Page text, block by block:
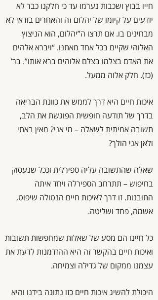
חייו בבוץ ושכבות נערמו עד כי חלקנו כבר לא
יודעים על קיומו של יהלום זה והאחרים בודאי לא
מבחינים בו. אם תרצו ה”יהלום, הוא הניצוץ
האלוהי שקיים בכל אחד מאתנו. “ויברא אלהים
את האדם בצלמו בצלם אלוהים ברא אותו”. בר’
(כז). חלק אלוה ממעל.
איכות חיים היא דרך לממש את כוונת הבריאה
בדרך של תודעה חופשית הפוגשת את הלב,
תשובה אמיתית לשאלה – מי אני? מאין באתי
ולאן אני הולך?
שאלה שהתשובה עליה ספירלית וככל שנעסוק
בחיפוש – תתרחב הספירלה ויחד איתה
התובנות. זו דרך לאיכות חיים הנטולה שיפוט,
אשמה, פחד ושליטה.
כל חיינו הם מסע של שאלות שמחפשות תשובות
ואיכות חיים בהקשר זה היא ההזדמנות לדעת את
עצמנו ממקום של גדילה וצמיחה.
היכולת להשיג איכות חיים כזו נתונה בידנו והיא